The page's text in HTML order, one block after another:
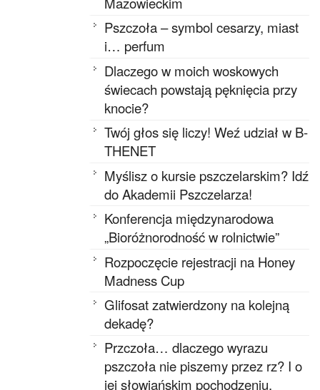
Pszczoła – symbol cesarzy, miast
i… perfum
Dlaczego w moich woskowych
świecach powstają pęknięcia przy
knocie?
Twój głos się liczy! Weź udział w B-
THENET
Myślisz o kursie pszczelarskim? Idź
do Akademii Pszczelarza!
Konferencja międzynarodowa
„Bioróżnorodność w rolnictwie”
Rozpoczęcie rejestracji na Honey
Madness Cup
Glifosat zatwierdzony na kolejną
dekadę?
Przczoła… dlaczego wyrazu
pszczoła nie piszemy przez rz? I o
jej słowiańskim pochodzeniu.